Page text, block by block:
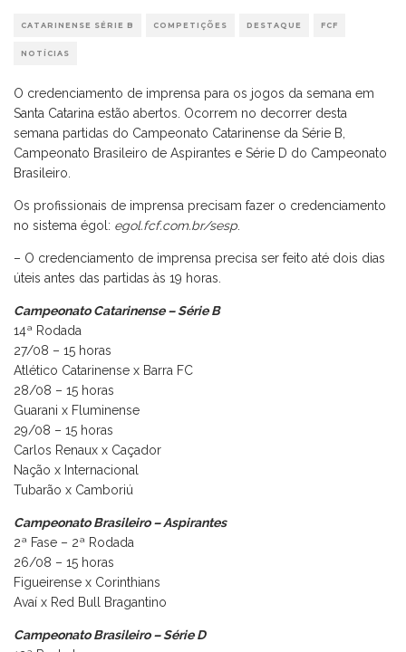
CATARINENSE SÉRIE B COMPETIÇÕES DESTAQUE FCF
NOTÍCIAS
O credenciamento de imprensa para os jogos da semana em
Santa Catarina estão abertos. Ocorrem no decorrer desta
semana partidas do Campeonato Catarinense da Série B,
Campeonato Brasileiro de Aspirantes e Série D do Campeonato
Brasileiro.
Os profissionais de imprensa precisam fazer o credenciamento
no sistema égol: egol.fcf.com.br/sesp
– O credenciamento de imprensa precisa ser feito até dois dias
úteis antes das partidas às 19 horas.
Campeonato Catarinense – Série B
14ª Rodada
27/08 – 15 horas
Atlético Catarinense x Barra FC
28/08 – 15 horas
Guarani x Fluminense
29/08 – 15 horas
Carlos Renaux x Caçador
Nação x Internacional
Tubarão x Camboriú
Campeonato Brasileiro – Aspirantes
2ª Fase – 2ª Rodada
26/08 – 15 horas
Figueirense x Corinthians
Avaí x Red Bull Bragantino
Campeonato Brasileiro – Série D